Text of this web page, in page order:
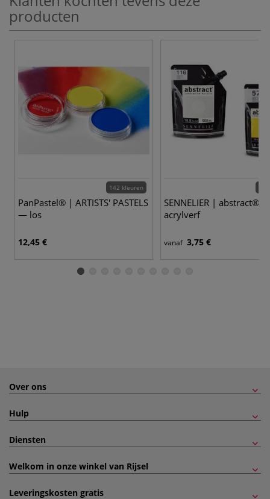
producten
142 kleuren
PanPastel® | ARTISTS' PASTELS
— los
12,45 €
SENNELIER | abstract®
acrylverf
vanaf 3,75 €
Over ons
Hulp
Diensten
Welkom in onze winkel van Rijsel
Leveringskosten gratis